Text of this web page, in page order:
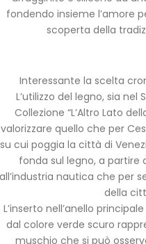
fondendo insieme l’amore
scoperta della
Interessante la scelta
L’utilizzo del legno, sia
Collezione “L’Altro Lato
valorizzare quello che per
su cui poggia la città di
fonda sul legno, a partire
all’industria nautica che per
della
L’inserto nell’anello
dal colore verde scuro
muschio che si può